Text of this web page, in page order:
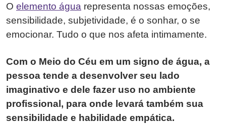
O elemento água representa nossas emoções,
sensibilidade, subjetividade, é o sonhar, o se
emocionar. Tudo o que nos afeta intimamente.
Com o Meio do Céu em um signo de água, a
pessoa tende a desenvolver seu lado
imaginativo e dele fazer uso no ambiente
profissional, para onde levará também sua
sensibilidade e habilidade empática.